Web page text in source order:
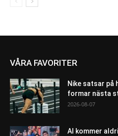
VÅRA FAVORITER
Nike satsar på
formar nästa
2026-08-07
AI kommer